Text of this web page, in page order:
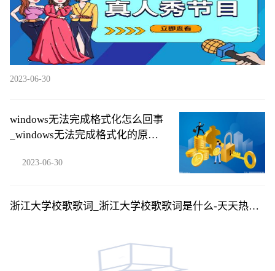
2023-06-30
windows无法完成格式化怎么回事
_windows无法完成格式化的原因|
2023-06-30
浙江大学校歌歌词_浙江大学校歌歌词是什么-天天热推